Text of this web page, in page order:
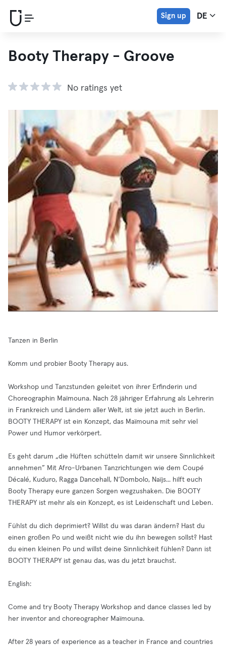
Sign up DE
Booty Therapy - Groove
No ratings yet
Tanzen in Berlin
Komm und probier Booty Therapy aus.
Workshop und Tanzstunden geleitet von ihrer Erfinderin und
Choreographin Maïmouna. Nach 28 jähriger Erfahrung als Lehrerin
in Frankreich und Ländern aller Welt, ist sie jetzt auch in Berlin.
BOOTY THERAPY ist ein Konzept, das Maïmouna mit sehr viel
Power und Humor verkörpert.
Es geht darum „die Hüften schütteln damit wir unsere Sinnlichkeit
annehmen” Mit Afro-Urbanen Tanzrichtungen wie dem Coupé
Décalé, Kuduro, Ragga Dancehall, N‘Dombolo, Naïjs... hilft euch
Booty Therapy eure ganzen Sorgen wegzushaken. Die BOOTY
THERAPY ist mehr als ein Konzept, es ist Leidenschaft und Leben.
Fühlst du dich deprimiert? Willst du was daran ändern? Hast du
einen großen Po und weißt nicht wie du ihn bewegen sollst? Hast
du einen kleinen Po und willst deine Sinnlichkeit fühlen? Dann ist
BOOTY THERAPY ist genau das, was du jetzt brauchst.
English:
Come and try Booty Therapy Workshop and dance classes led by
her inventor and choreographer Maïmouna.
After 28 years of experience as a teacher in France and countries